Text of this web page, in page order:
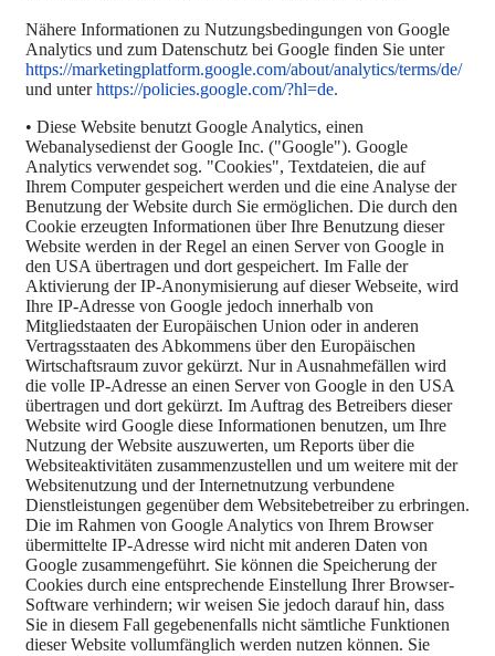
Nähere Informationen zu Nutzungsbedingungen von Google
Analytics und zum Datenschutz bei Google finden Sie unter
https://marketingplatform.google.com/about/analytics/terms/de/
und unterhttps://policies.google.com/?hl=de.
• Diese Website benutzt Google Analytics, einen
Webanalysedienst der Google Inc. ("Google"). Google
Analytics verwendet sog. "Cookies", Textdateien, die auf
Ihrem Computer gespeichert werden und die eine Analyse der
Benutzung der Website durch Sie ermöglichen. Die durch den
Cookie erzeugten Informationen über Ihre Benutzung dieser
Website werden in der Regel an einen Server von Google in
den USA übertragen und dort gespeichert. Im Falle der
Aktivierung der IP-Anonymisierung auf dieser Webseite, wird
Ihre IP-Adresse von Google jedoch innerhalb von
Mitgliedstaaten der Europäischen Union oder in anderen
Vertragsstaaten des Abkommens über den Europäischen
Wirtschaftsraum zuvor gekürzt. Nur in Ausnahmefällen wird
die volle IP-Adresse an einen Server von Google in den USA
übertragen und dort gekürzt. Im Auftrag des Betreibers dieser
Website wird Google diese Informationen benutzen, um Ihre
Nutzung der Website auszuwerten, um Reports über die
Websiteaktivitäten zusammenzustellen und um weitere mit der
Websitenutzung und der Internetnutzung verbundene
Dienstleistungen gegenüber dem Websitebetreiber zu erbringen.
Die im Rahmen von Google Analytics von Ihrem Browser
übermittelte IP-Adresse wird nicht mit anderen Daten von
Google zusammengeführt. Sie können die Speicherung der
Cookies durch eine entsprechende Einstellung Ihrer Browser-
Software verhindern; wir weisen Sie jedoch darauf hin, dass
Sie in diesem Fall gegebenenfalls nicht sämtliche Funktionen
dieser Website vollumfänglich werden nutzen können. Sie